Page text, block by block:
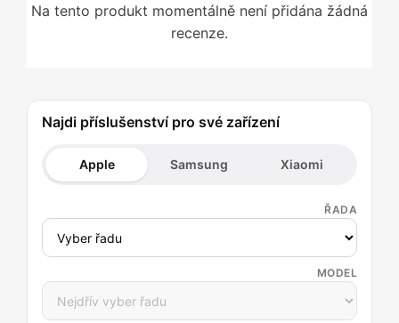
Na tento produkt momentálně není přidána žádná
recenze.
Najdi příslušenství pro své zařízení
Apple Samsung Xiaomi
ŘADA
MODEL